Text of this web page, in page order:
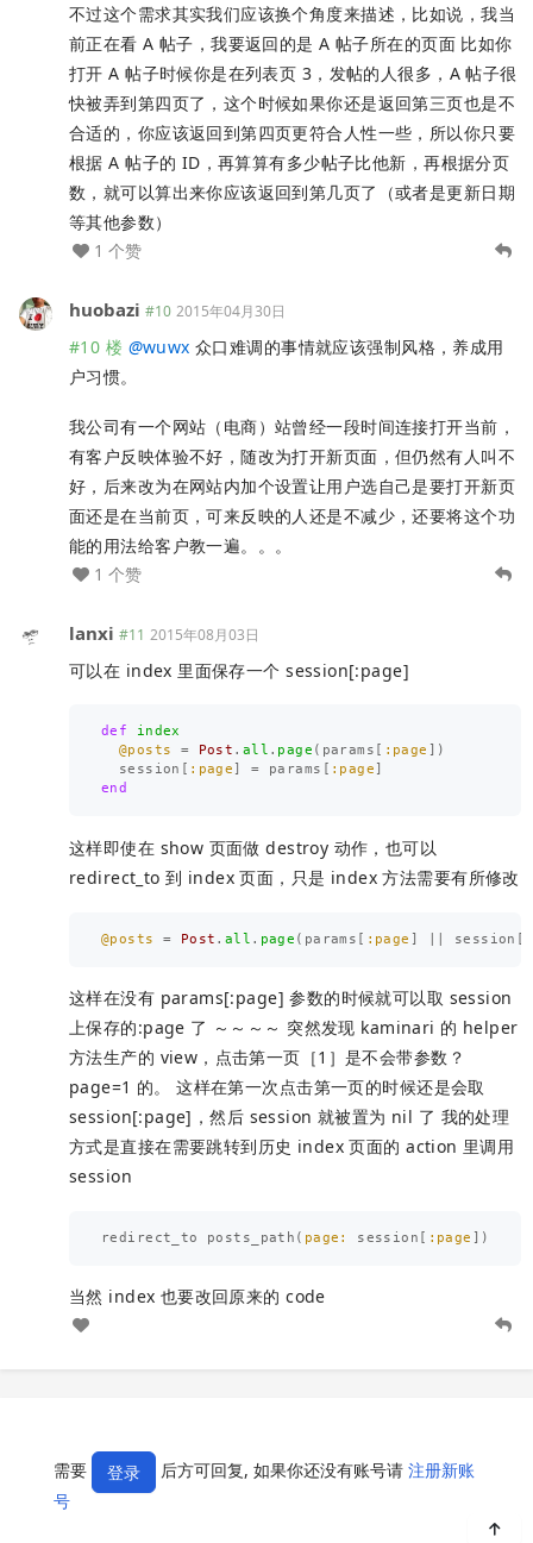
不过这个需求其实我们应该换个角度来描述，比如说，我当
前正在看 A 帖子，我要返回的是 A 帖子所在的页面 比如你
打开 A 帖子时候你是在列表页 3，发帖的人很多，A 帖子很
快被弄到第四页了，这个时候如果你还是返回第三页也是不
合适的，你应该返回到第四页更符合人性一些，所以你只要
根据 A 帖子的 ID，再算算有多少帖子比他新，再根据分页
数，就可以算出来你应该返回到第几页了（或者是更新日期
等其他参数）
1 个赞
huobazi #10 2015年04月30日
#10 楼 @wuwx 众口难调的事情就应该强制风格，养成用
户习惯。
我公司有一个网站（电商）站曾经一段时间连接打开当前，
有客户反映体验不好，随改为打开新页面，但仍然有人叫不
好，后来改为在网站内加个设置让用户选自己是要打开新页
面还是在当前页，可来反映的人还是不减少，还要将这个功
能的用法给客户教一遍。。。
1 个赞
lanxi #11 2015年08月03日
可以在 index 里面保存一个 session[:page]
def
index
@posts
= Post . all . page ( params :page
])
session
:page = params :page
end
这样即使在 show 页面做 destroy 动作，也可以
redirect_to 到 index 页面，只是 index 方法需要有所修改
@posts = Post . all . page ( params [ :page ] session [
这样在没有 params[:page] 参数的时候就可以取 session
上保存的:page 了 ～～～～ 突然发现 kaminari 的 helper
方法生产的 view，点击第一页［1］是不会带参数？
page=1 的。 这样在第一次点击第一页的时候还是会取
session[:page]，然后 session 就被置为 nil 了 我的处理
方式是直接在需要跳转到历史 index 页面的 action 里调用
session
redirect_to posts_path ( page: session [ :page ])
当然 index 也要改回原来的 code
需要 登录 后方可回复, 如果你还没有账号请 注册新账
号